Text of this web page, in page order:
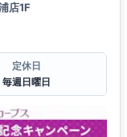
店1F
定休日
毎週日曜日